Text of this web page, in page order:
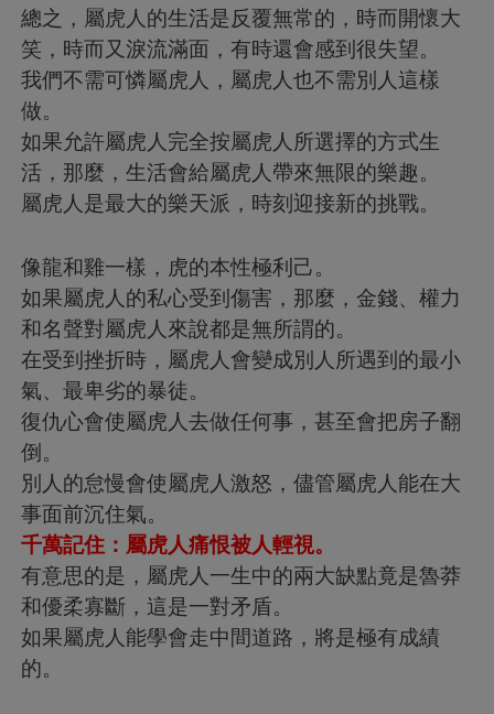
總之，屬虎人的生活是反覆無常的，時而開懷大
笑，時而又淚流滿面，有時還會感到很失望。
我們不需可憐屬虎人，屬虎人也不需別人這樣
做。
如果允許屬虎人完全按屬虎人所選擇的方式生
活，那麼，生活會給屬虎人帶來無限的樂趣。
屬虎人是最大的樂天派，時刻迎接新的挑戰。
像龍和雞一樣，虎的本性極利己。
如果屬虎人的私心受到傷害，那麼，金錢、權力
和名聲對屬虎人來說都是無所謂的。
在受到挫折時，屬虎人會變成別人所遇到的最小
氣、最卑劣的暴徒。
復仇心會使屬虎人去做任何事，甚至會把房子翻
倒。
別人的怠慢會使屬虎人激怒，儘管屬虎人能在大
事面前沉住氣。
千萬記住：屬虎人痛恨被人輕視。
有意思的是，屬虎人一生中的兩大缺點竟是魯莽
和優柔寡斷，這是一對矛盾。
如果屬虎人能學會走中間道路，將是極有成績
的。